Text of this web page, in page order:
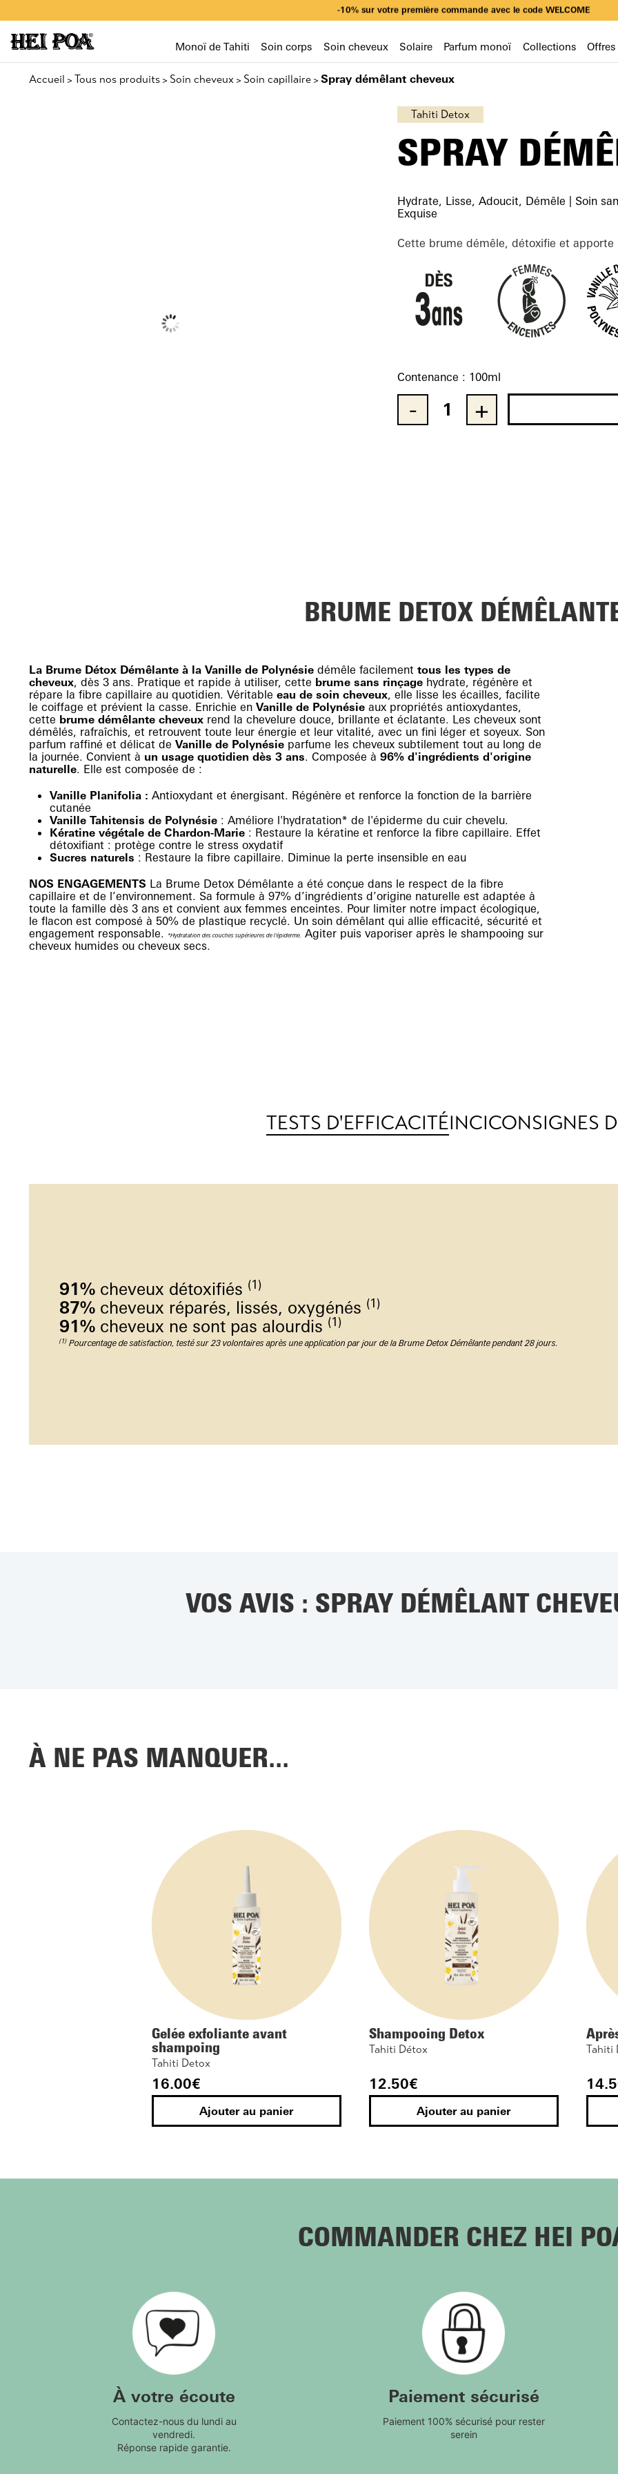
Livraison offerte dès 49€ d’achat en sélectionnant Mondial Relay
-10% sur votre première commande avec le code WELCOME
-10% sur votre première commande avec le code WELCOME
Monoï de Tahiti Soin corps Soin cheveux Solaire Parfum monoï Collections Offres
Accueil > Tous nos produits > Soin cheveux > Soin capillaire > Spray démêlant cheveux
Tahiti Detox
SPRAY
Hydrate, Lisse, Adoucit, Démêle | Soin
Exquise
Cette brume démêle, détoxifie et
Contenance : 100ml
Quantity
BRUME DETOX
La Brume Détox Démêlante à la Vanille de Polynésie démêle facilement tous les types de
cheveux, dès 3 ans. Pratique et rapide à utiliser, cette brume sans rinçage hydrate, régénère et
répare la fibre capillaire au quotidien. Véritable eau de soin cheveux, elle lisse les écailles, facilite
le coiffage et prévient la casse. Enrichie en Vanille de Polynésie aux propriétés antioxydantes,
cette brume démêlante cheveux rend la chevelure douce, brillante et éclatante. Les cheveux sont
démêlés, rafraîchis, et retrouvent toute leur énergie et leur vitalité, avec un fini léger et soyeux. Son
parfum raffiné et délicat de Vanille de Polynésie parfume les cheveux subtilement tout au long de
la journée. Convient à un usage quotidien dès 3 ans. Composée à 96% d'ingrédients d'origine
naturelle. Elle est composée de :
Vanille Planifolia : Antioxydant et énergisant. Régénère et renforce la fonction de la barrière
cutanée
Vanille Tahitensis de Polynésie : Améliore l'hydratation* de l'épiderme du cuir chevelu.
Kératine végétale de Chardon-Marie : Restaure la kératine et renforce la fibre capillaire. Effet
détoxifiant : protège contre le stress oxydatif
Sucres naturels : Restaure la fibre capillaire. Diminue la perte insensible en eau
NOS ENGAGEMENTS La Brume Detox Démêlante a été conçue dans le respect de la fibre
capillaire et de l’environnement. Sa formule à 97% d’ingrédients d’origine naturelle est adaptée à
toute la famille dès 3 ans et convient aux femmes enceintes. Pour limiter notre impact écologique,
le flacon est composé à 50% de plastique recyclé. Un soin démêlant qui allie efficacité, sécurité et
engagement responsable.
*Hydratation des couches supérieures de l'épiderme.
Agiter puis vaporiser après le shampooing sur
cheveux humides ou cheveux secs.
TESTS D'EFFICACITÉINCICONSIGNES
91% cheveux détoxifiés (1)
87% cheveux réparés, lissés, oxygénés (1)
91% cheveux ne sont pas alourdis (1)
(1) Pourcentage de satisfaction, testé sur 23 volontaires après une application par jour de la Brume Detox Démêlante pendant 28 jours.
VOS AVIS : SPRAY DÉMÊLANT
À NE PAS MANQUER...
Gelée exfoliante avant
shampoing
Tahiti Detox
16.00€
Ajouter au panier
Shampooing Detox
Tahiti Détox
12.50€
Ajouter au panier
Tahiti
COMMANDER CHEZ HEI
À votre écoute
Contactez-nous du lundi au
vendredi.
Réponse rapide garantie.
Paiement sécurisé
Paiement 100% sécurisé pour rester
serein